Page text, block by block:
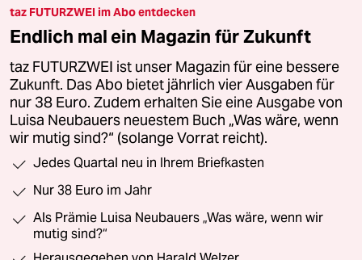
taz FUTURZWEI im Abo entdecken
Endlich mal ein Magazin für Zukunft
taz FUTURZWEI ist unser Magazin für eine bessere
Zukunft. Das Abo bietet jährlich vier Ausgaben für
nur 38 Euro. Zudem erhalten Sie eine Ausgabe von
Luisa Neubauers neuestem Buch „Was wäre, wenn
wir mutig sind?“ (solange Vorrat reicht).
Jedes Quartal neu in Ihrem Briefkasten
Nur 38 Euro im Jahr
Als Prämie Luisa Neubauers „Was wäre, wenn wir
mutig sind?“